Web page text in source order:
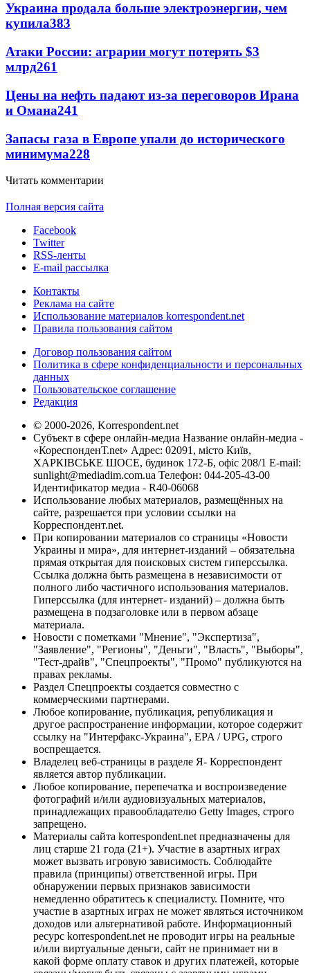
Украина продала больше электроэнергии, чем
купила383
Атаки России: аграрии могут потерять $3
млрд261
Цены на нефть падают из-за переговоров Ирана
и Омана241
Запасы газа в Европе упали до исторического
минимума228
Читать комментарии
Полная версия сайта
Facebook
Twitter
RSS-ленты
E-mail рассылка
Контакты
Реклама на сайте
Использование материалов korrespondent.net
Правила пользования сайтом
Договор пользования сайтом
Политика в сфере конфиденциальности и персональных
данных
Пользовательское соглашение
Редакция
© 2000-2026, Korrespondent.net
Субъект в сфере онлайн-медиа Название онлайн-медиа -
«КореспонденТ.net» Адрес: 02091, місто Київ,
ХАРКІВСЬКЕ ШОСЕ, будинок 172-Б, офіс 208/1 E-mail:
sunlight@mediadim.com.ua Телефон: 044-205-43-00
Идентификатор медиа - R40-06068
Использование любых материалов, размещённых на
сайте, разрешается при условии ссылки на
Корреспондент.net.
При копировании материалов со страницы «Новости
Украины и мира», для интернет-изданий – обязательна
прямая открытая для поисковых систем гиперссылка.
Ссылка должна быть размещена в независимости от
полного либо частичного использования материалов.
Гиперссылка (для интернет- изданий) – должна быть
размещена в подзаголовке или в первом абзаце
материала.
Новости с пометками "Мнение", "Экспертиза",
"Заявление", "Регионы", "Деньги", "Власть", "Выборы",
"Тест-драйв", "Спецпроекты", "Промо" публикуются на
правах рекламы.
Раздел Спецпроекты создается совместно с
коммерческими партнерами.
Любое копирование, публикация, републикация и
другое распространение информации, которое содержит
ссылку на "Интерфакс-Украина", EPA / UPG, строго
воспрещается.
Владелец веб-страницы в разделе Я- Корреспондент
является автор публикации.
Любое копирование, перепечатка и воспроизведение
фотографий и/или аудиовизуальных материалов,
принадлежащих правообладателю Getty Images, строго
запрещено.
Материалы сайта korrespondent.net предназначены для
лиц старше 21 года (21+). Участие в азартных играх
может вызвать игровую зависимость. Соблюдайте
правила (принципы) ответственной игры. При
обнаружении первых признаков зависимости
немедленно обратитесь к специалисту. Помните, что
участие в азартных играх не может являться источником
доходов или альтернативой работе. Информационный
ресурс korrespondent.net не проводит игры на реальные
и/или виртуальные деньги, сайт не принимает ни в
какой форме оплату ставок и других платежей, которые